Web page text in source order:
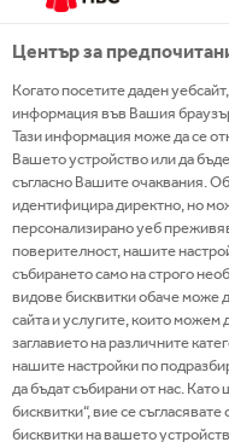
ВИЖТЕ ПОВЕЧЕ
Ускорен
различни
Бъдете
Център за
Когато посетите даден
информация във Вашия
Тази информация може да се
Вашето устройство или да
съгласно Вашите очаквания.
идентифицира директно, но
персонализирано уеб
поверителност, нашите
събирането само на строго
видове бисквитки обаче може
сайта и услугите, които
заглавието на различните
нашите настройки по
да бъдат събирани от нас.
бисквитки“, вие се
бисквитки на вашето